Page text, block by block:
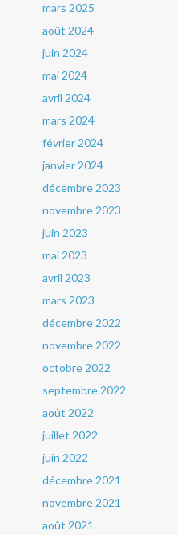
mars 2025
août 2024
juin 2024
mai 2024
avril 2024
mars 2024
février 2024
janvier 2024
décembre 2023
novembre 2023
juin 2023
mai 2023
avril 2023
mars 2023
décembre 2022
novembre 2022
octobre 2022
septembre 2022
août 2022
juillet 2022
juin 2022
décembre 2021
novembre 2021
août 2021